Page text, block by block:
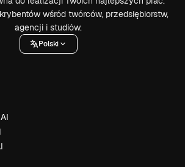
wśród twórców, przedsiębiorstw,
agencji i studiów.
Polski